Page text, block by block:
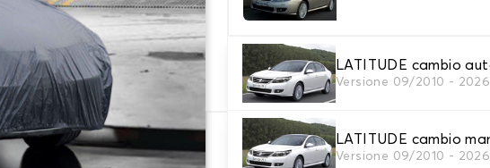
LATITUDE cambio
Versione 09/2010 - 2026
LATITUDE cambio
Versione 09/2010 - 2026
2. Livello di protezione
Scegli il telo protettivo adatto alle tue
66,08 €